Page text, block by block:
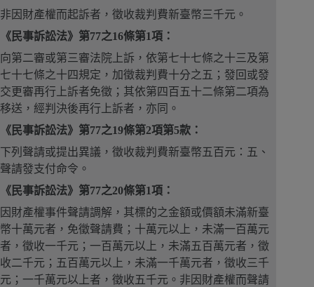
非因財產權而起訴者，徵收裁判費新臺幣三千元。
《民事訴訟法》第77之16條第1項：
向第二審或第三審法院上訴，依第七十七條之十三及第
七十七條之十四規定，加徵裁判費十分之五；發回或發
交更審再行上訴者免徵；其依第四百五十二條第二項為
移送，經判決後再行上訴者，亦同。
《民事訴訟法》第77之19條第2項第5款：
下列聲請或提出異議，徵收裁判費新臺幣五百元：五、
聲請發支付命令。
《民事訴訟法》第77之20條第1項：
因財產權事件聲請調解，其標的之金額或價額未滿新臺
幣十萬元者，免徵聲請費；十萬元以上，未滿一百萬元
者，徵收一千元；一百萬元以上，未滿五百萬元者，徵
收二千元；五百萬元以上，未滿一千萬元者，徵收三千
元；一千萬元以上者，徵收五千元。非因財產權而聲請